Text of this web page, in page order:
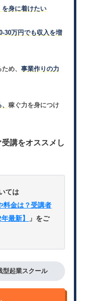
を身に着けたい
30万円でも収入を増
ため、事業作りの力
、稼ぐ力を身につけ
受講をオススメし
ては
料金は？受講者
最新】
」をご
型起業スクール